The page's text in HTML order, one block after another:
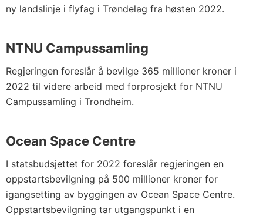
ny landslinje i flyfag i Trøndelag fra høsten 2022.
NTNU Campussamling
Regjeringen foreslår å bevilge 365 millioner kroner i
2022 til videre arbeid med forprosjekt for NTNU
Campussamling i Trondheim.
Ocean Space Centre
I statsbudsjettet for 2022 foreslår regjeringen en
oppstartsbevilgning på 500 millioner kroner for
igangsetting av byggingen av Ocean Space Centre.
Oppstartsbevilgning tar utgangspunkt i en